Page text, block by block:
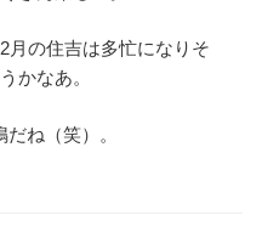
月の住吉は多忙になりそ
かなあ。
ね（笑）。